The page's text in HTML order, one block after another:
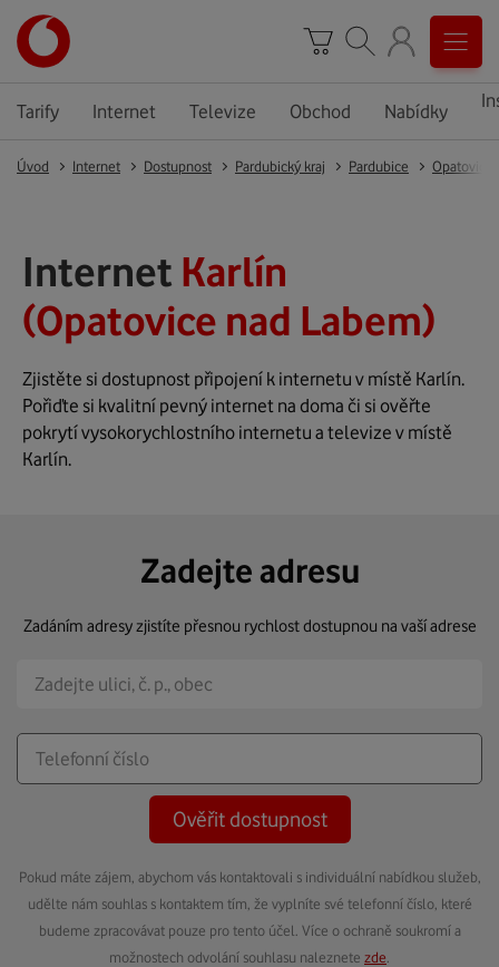
Tarify Internet Televize Obchod Nabídky
Úvod Internet Dostupnost Pardubický kraj Pardubice Opatovice
Internet Karlín
(Opatovice nad Labem)
Zjistěte si dostupnost připojení k internetu v místě Karlín.
Pořiďte si kvalitní pevný internet na doma či si ověřte
pokrytí vysokorychlostního internetu a televize v místě
Karlín.
Zadejte adresu
Zadáním adresy zjistíte přesnou rychlost dostupnou na vaší adrese
Ověřit dostupnost
Pokud máte zájem, abychom vás kontaktovali s individuální nabídkou služeb,
udělte nám souhlas s kontaktem tím, že vyplníte své telefonní číslo, které
budeme zpracovávat pouze pro tento účel. Více o ochraně soukromí a
možnostech odvolání souhlasu naleznete zde